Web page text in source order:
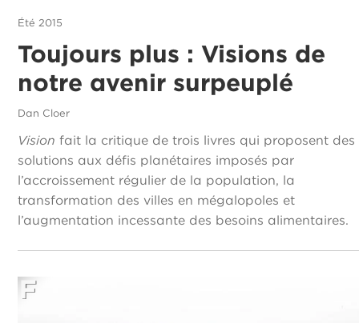
Été 2015
Toujours plus : Visions de
notre avenir surpeuplé
Dan Cloer
Vision fait la critique de trois livres qui proposent des
solutions aux défis planétaires imposés par
l’accroissement régulier de la population, la
transformation des villes en mégalopoles et
l’augmentation incessante des besoins alimentaires.